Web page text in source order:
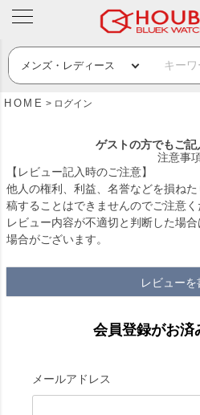
HOME ログイン
ゲストの方でもご記
注意事
【レビュー記入時のご注意】
他人の権利、利益、名誉などを損ね
稿することはできませんのでご注意く
レビュー内容が不適切と判断した場
場合がございます。
レビューを
会員登録がお済
メールアドレス